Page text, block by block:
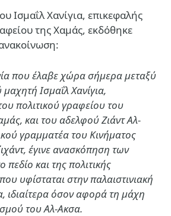
Ισμαΐλ Χανίγια, επικεφαλής
της Χαμάς, εκδόθηκε
που έλαβε χώρα σήμερα μεταξύ
Ισμαΐλ Χανίγια,
πολιτικού γραφείου του
και του αδελφού Ζιάντ Αλ-
γραμματέα του Κινήματος
έγινε ανασκόπηση των
πεδίο και της πολιτικής
υφίσταται στην παλαιστινιακή
ιδιαίτερα όσον αφορά τη μάχη
του Αλ-Ακσα.